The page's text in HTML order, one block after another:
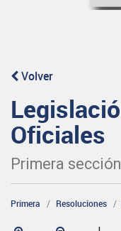
Volver
Oficiales
Primera sección
Primera Resoluciones